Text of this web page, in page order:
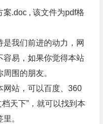
.doc , 该文件为pdf格
我们前进的动力，网
容易，如果你觉得本站
围的朋友。
网站，可以百度、360
天下”，就可以找到本
。